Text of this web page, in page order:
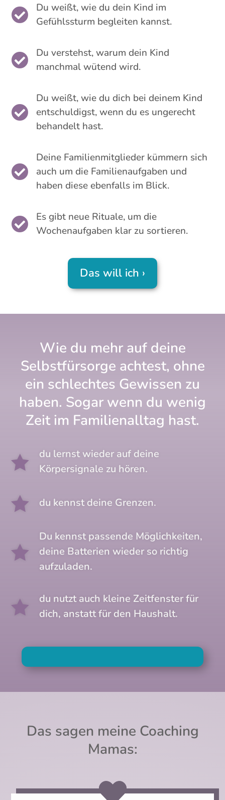

Du weißt, wie du dein Kind im
Gefühlssturm begleiten kannst.

Du verstehst, warum dein Kind
manchmal wütend wird.

Du weißt, wie du dich bei deinem Kind
entschuldigst, wenn du es ungerecht
behandelt hast.

Deine Familienmitglieder kümmern sich
auch um die Familienaufgaben und
haben diese ebenfalls im Blick.

Es gibt neue Rituale, um die
Wochenaufgaben klar zu sortieren.
Das will ich ›
Wie du mehr auf deine
Selbstfürsorge achtest, ohne
ein schlechtes Gewissen zu
haben. Sogar wenn du wenig
Zeit im Familienalltag hast.

du lernst wieder auf deine
Körpersignale zu hören.
 du kennst deine Grenzen.

Du kennst passende Möglichkeiten,
deine Batterien wieder so richtig
aufzuladen.

du nutzt auch kleine Zeitfenster für
dich, anstatt für den Haushalt.
Das sagen meine Coaching
Mamas: